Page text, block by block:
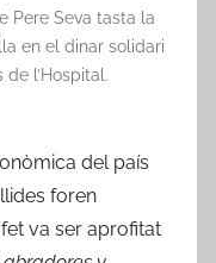
Pere Seva tasta la
en el dinar solidari
l’Hospital.
del país
foren
va ser aprofitat